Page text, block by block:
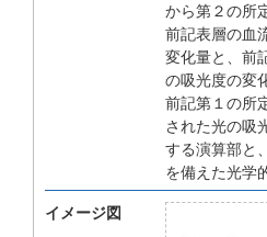
から第２の所
前記表層の血
変化量と、前
の吸光度の変
前記第１の所
された光の吸
する演算部と、
を備えた光学
イメージ図